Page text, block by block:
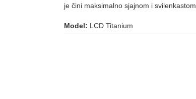
je čini maksimalno sjajnom i svilenkastom.
Model: LCD Titanium